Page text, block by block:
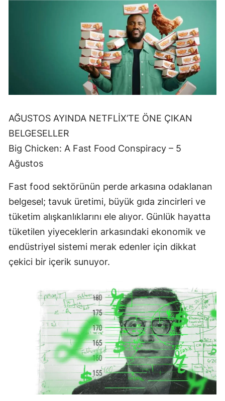
AĞUSTOS AYINDA NETFLİX’TE ÖNE ÇIKAN
BELGESELLER
Big Chicken: A Fast Food Conspiracy – 5
Ağustos
Fast food sektörünün perde arkasına odaklanan
belgesel; tavuk üretimi, büyük gıda zincirleri ve
tüketim alışkanlıklarını ele alıyor. Günlük hayatta
tüketilen yiyeceklerin arkasındaki ekonomik ve
endüstriyel sistemi merak edenler için dikkat
çekici bir içerik sunuyor.